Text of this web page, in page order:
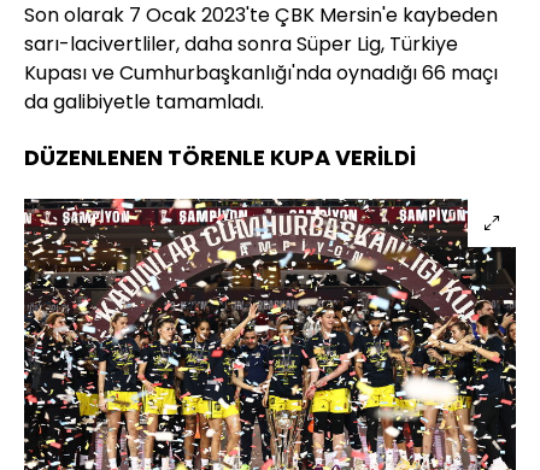
Son olarak 7 Ocak 2023'te ÇBK Mersin'e kaybeden
sarı-lacivertliler, daha sonra Süper Lig, Türkiye
Kupası ve Cumhurbaşkanlığı'nda oynadığı 66 maçı
da galibiyetle tamamladı.
DÜZENLENEN TÖRENLE KUPA VERİLDİ